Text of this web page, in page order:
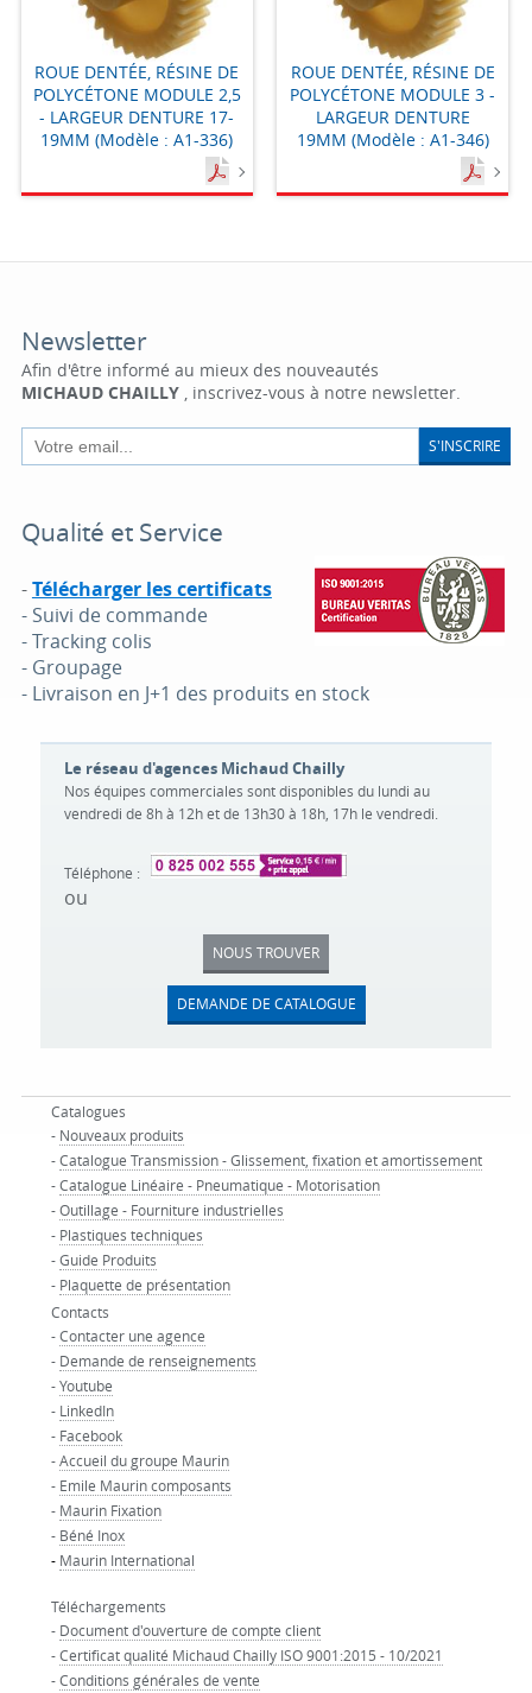
ROUE DENTÉE, RÉSINE DE
POLYCÉTONE MODULE 2,5
- LARGEUR DENTURE 17-
19MM (Modèle : A1-336)
ROUE DENTÉE, RÉSINE DE
POLYCÉTONE MODULE 3 -
LARGEUR DENTURE
19MM (Modèle : A1-346)
Newsletter
Afin d'être informé au mieux des nouveautés
MICHAUD CHAILLY, inscrivez-vous à notre newsletter.
S'INSCRIRE
Qualité et Service
-Télécharger les certificats
- Suivi de commande
- Tracking colis
- Groupage
- Livraison en J+1 des produits en stock
Le réseau d'agences Michaud Chailly
Nos équipes commerciales sont disponibles du lundi au
vendredi de 8h à 12h et de 13h30 à 18h, 17h le vendredi.
Téléphone :
ou
NOUS TROUVER
DEMANDE DE CATALOGUE
Catalogues
- Nouveaux produits
-Catalogue Transmission - Glissement, fixation et amortissement
-Catalogue Linéaire - Pneumatique - Motorisation
-Outillage - Fourniture industrielles
- Plastiques techniques
-Guide Produits
- Plaquette de présentation
Contacts
-Contacter une agence
- Demande de renseignements
-Youtube
- LinkedIn
- Facebook
-Accueil du groupe Maurin
- Emile Maurin composants
- Maurin Fixation
- Béné Inox
- Maurin International
Téléchargements
- Document d'ouverture de compte client
-Certificat qualité Michaud Chailly ISO 9001:2015 - 10/2021
-Conditions générales de vente